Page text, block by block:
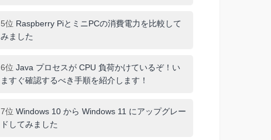
5位 Raspberry PiとミニPCの消費電力を比較して
みました
6位 Java プロセスが CPU 負荷かけているぞ！い
ますぐ確認するべき手順を紹介します！
7位 Windows 10 から Windows 11 にアップグレー
ドしてみました